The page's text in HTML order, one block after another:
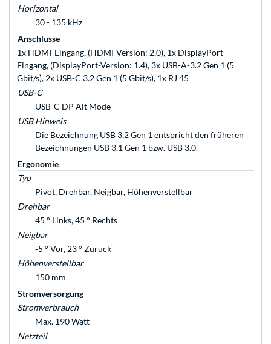
Horizontal
30 - 135 kHz
Anschlüsse
1x HDMI-Eingang, (HDMI-Version: 2.0), 1x DisplayPort-
Eingang, (DisplayPort-Version: 1.4), 3x USB-A-3.2 Gen 1 (5
Gbit/s), 2x USB-C 3.2 Gen 1 (5 Gbit/s), 1x RJ 45
USB-C
USB-C DP Alt Mode
USB Hinweis
Die Bezeichnung USB 3.2 Gen 1 entspricht den früheren
Bezeichnungen USB 3.1 Gen 1 bzw. USB 3.0.
Ergonomie
Typ
Pivot, Drehbar, Neigbar, Höhenverstellbar
Drehbar
45 ° Links, 45 ° Rechts
Neigbar
-5 ° Vor, 23 ° Zurück
Höhenverstellbar
150 mm
Stromversorgung
Stromverbrauch
Max. 190 Watt
Netzteil